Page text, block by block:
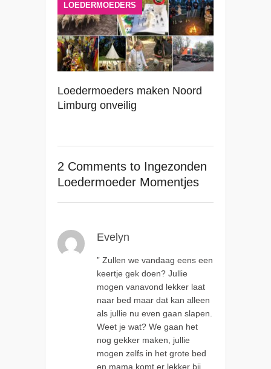
Loedermoeders maken Noord
Limburg onveilig
LOEDERMOEDERS
2 Comments to Ingezonden
Loedermoeder Momentjes
Evelyn
” Zullen we vandaag eens een
keertje gek doen? Jullie
mogen vanavond lekker laat
naar bed maar dat kan alleen
als jullie nu even gaan slapen.
Weet je wat? We gaan het
nog gekker maken, jullie
mogen zelfs in het grote bed
en mama komt er lekker bij